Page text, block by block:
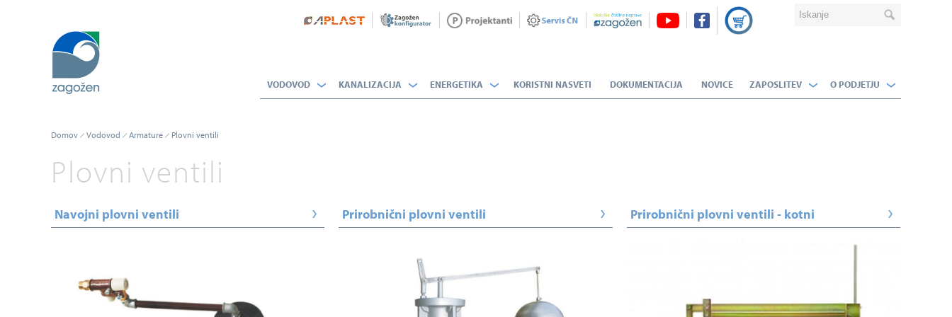
VODOVOD KANALIZACIJA ENERGETIKA KORISTNI NASVETI DOKUMENTACIJA NOVICE ZAPOSLITEV O PODJETJU
Domov Vodovod Armature Plovni ventili
Plovni ventili
Navojni plovni ventili Prirobnični plovni ventili Prirobnični plovni ventili - kotni